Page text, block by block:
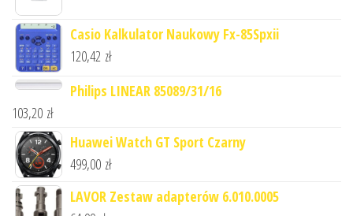
Casio Kalkulator Naukowy Fx-85Spxii
120,42 zł
Philips LINEAR 85089/31/16
103,20 zł
Huawei Watch GT Sport Czarny
499,00 zł
LAVOR Zestaw adapterów 6.010.0005